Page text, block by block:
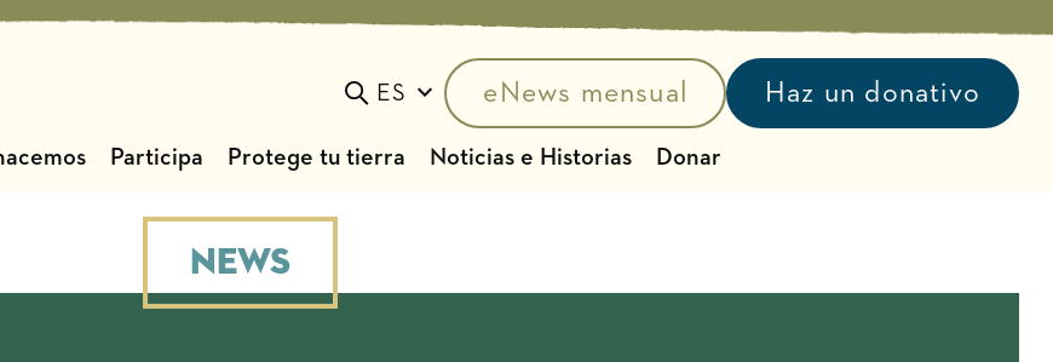
ES
Toggle searcheNews mensual Haz un donativo
Participa Protege tu tierra Noticias e Historias Donar
News